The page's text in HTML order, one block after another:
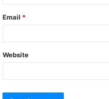
Email *
Website